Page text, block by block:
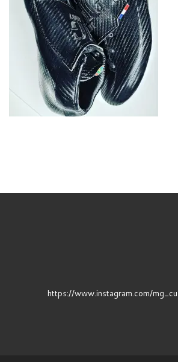
https://www.instagram.com/